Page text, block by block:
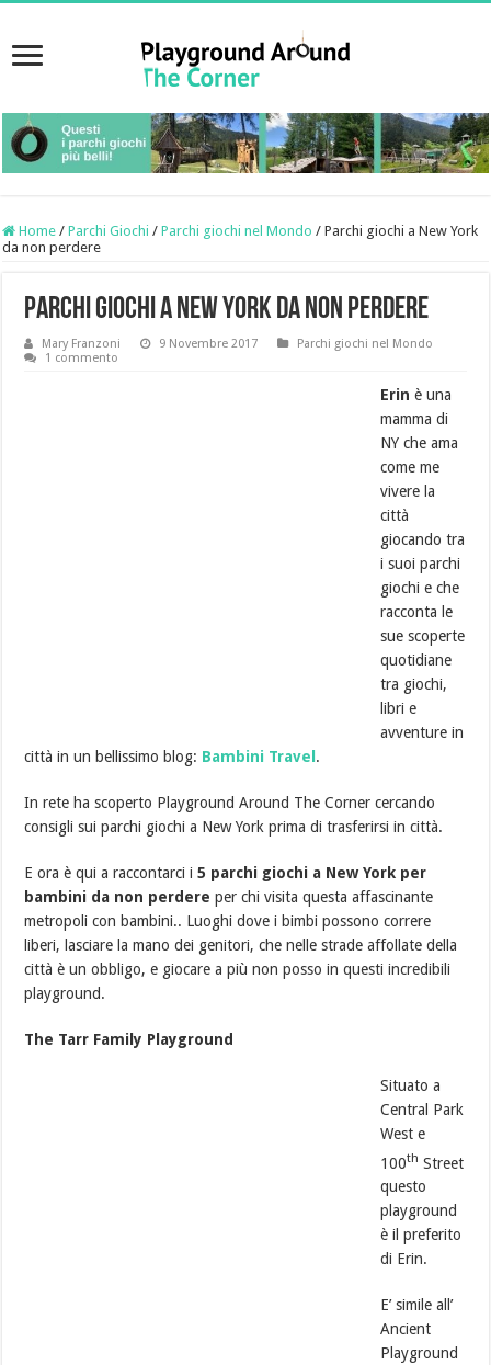
Home / Parchi Giochi / Parchi giochi nel Mondo / Parchi giochi a New York
da non perdere
Parchi giochi a New York da non perdere
Mary Franzoni 9 Novembre 2017
Parchi giochi nel Mondo
1 commento
Erinè una
mamma di
NY che ama
come me
vivere la
città
giocando tra
i suoi parchi
giochi e che
racconta le
sue scoperte
quotidiane
tra giochi,
libri e
avventure in
città in un bellissimo blog: Bambini Travel .
In rete ha scoperto Playground Around The Corner cercando
consigli sui parchi giochi a New York prima di trasferirsi in città.
E ora è qui a raccontarci i5 parchi giochi a New York per
bambini da non perdere per chi visita questa affascinante
metropoli con bambini.. Luoghi dove i bimbi possono correre
liberi, lasciare la mano dei genitori, che nelle strade affollate della
città è un obbligo, e giocare a più non posso in questi incredibili
playground.
The Tarr Family Playground
Situato a
Central Park
West e
100th Street
questo
playground
è il preferito
di Erin.
E’ simile all’
Ancient
Playground